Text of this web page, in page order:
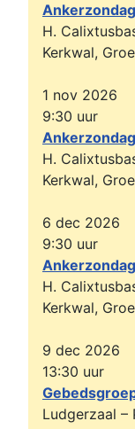
Ankerzondag
H.
Kerkwal,
1 nov 2026
9:30 uur
Ankerzondag
H.
Kerkwal,
6 dec 2026
9:30 uur
Ankerzondag
H.
Kerkwal,
9 dec 2026
13:30 uur
Ludgerzaal –